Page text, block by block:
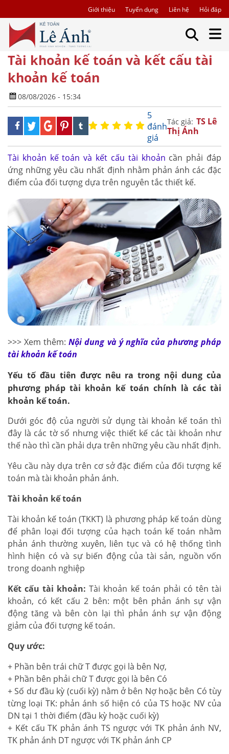
Giới thiệu Tuyển dụng Liên hệ Hỏi đáp
Tài khoản kế toán và kết cấu tài
khoản kế toán
08/08/2026 - 15:34
5
đánh
giá
Tác giả: TS Lê
Thị Ánh
Tài khoản kế toán và kết cấu tài khoản cần phải đáp
ứng những yêu cầu nhất định nhằm phản ánh các đặc
điểm của đối tượng dựa trên nguyên tắc thiết kế.
>>> Xem thêm:Nội dung và ý nghĩa của phương pháp
tài khoản kế toán
Yếu tố đầu tiên được nêu ra trong nội dung của
phương pháp tài khoản kế toán chính là các tài
khoản kế toán.
Dưới góc độ của người sử dụng tài khoản kế toán thì
đây là các tờ sổ nhưng việc thiết kế các tài khoản như
thế nào thì cần phải dựa trên những yêu cầu nhất định.
Yêu cầu này dựa trên cơ sở đặc điểm của đối tượng kế
toán mà tài khoản phản ánh.
Tài khoản kế toán
Tài khoản kế toán (TKKT) là phương pháp kế toán dùng
để phân loại đối tượng của hạch toán kế toán nhằm
phản ánh thường xuyên, liên tục và có hệ thống tình
hình hiện có và sự biến động của tài sản, nguồn vốn
trong doanh nghiệp
Kết cấu tài khoản: Tài khoản kế toán phải có tên tài
khoản, có kết cấu 2 bên: một bên phản ánh sự vận
động tăng và bên còn lại thì phản ánh sự vận động
giảm của đối tượng kế toán.
Quy ước:
+ Phần bên trái chữ T được gọi là bên Nợ,
+ Phần bên phải chữ T được gọi là bên Có
+ Số dư đầu kỳ (cuối kỳ) nằm ở bên Nợ hoặc bên Có tùy
từng loại TK: phản ánh số hiện có của TS hoặc NV của
DN tại 1 thời điểm (đầu kỳ hoặc cuối kỳ)
+ Kết cấu TK phản ánh TS ngược với TK phản ánh NV,
TK phản ánh DT ngược với TK phản ánh CP